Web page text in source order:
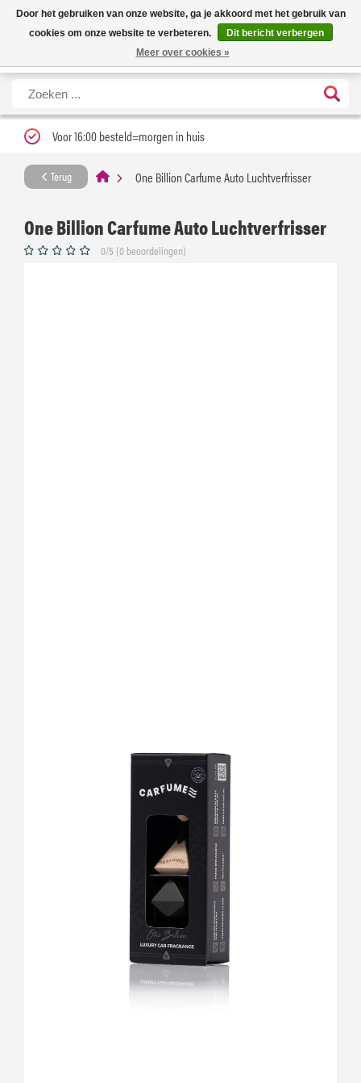
Nieuwe levertijd: 1 tot 3 werkdagen | Nu 25% korting op gehele assortiment
Carfume met kortingscode ''verfrissend''
X
Voor 16:00 besteld=morgen in huis
Terug One Billion Carfume Auto Luchtverfrisser
One Billion Carfume Auto Luchtverfrisser
0/5 (0 beoordelingen)
Door het gebruiken van onze website, ga je akkoord met het gebruik van
cookies om onze website te verbeteren.
Dit bericht verbergen
Meer over cookies »